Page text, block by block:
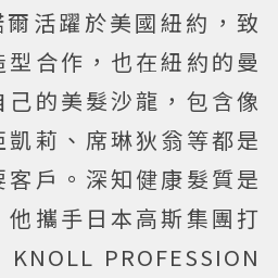
活躍於美國紐約，致
合作，也在紐約的曼
的美髮沙龍，包含像
莉、席琳狄翁等都是
戶。深知健康髮質是
攜手日本高斯集團打
PROFESSION